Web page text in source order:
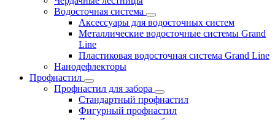
Водосточная система
Аксессуары для водосточных систем
Металлические водосточные системы Grand
Line
Пластиковая водосточная система Grand Line
Нанодефлекторы
Профнастил
Профнастил для забора
Стандартный профнастил
Фигурный профнастил